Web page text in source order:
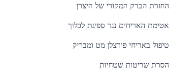
החזרת הברק המקורי של היצרן
אטימת האריחים נגד ספיגת לכלוך
טיפול באריחי פורצלן מט ומבריק
הסרת שריטות שטחיות